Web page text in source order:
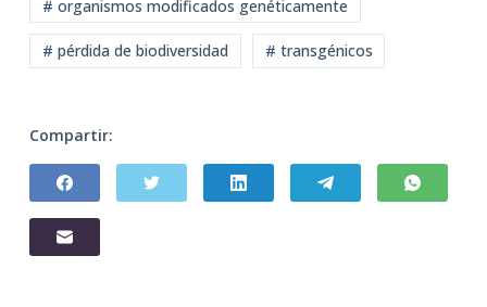
# organismos modificados genéticamente
# pérdida de biodiversidad # transgénicos
Compartir: